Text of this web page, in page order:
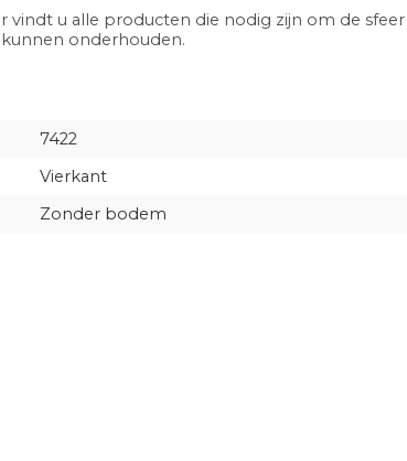
vindt u alle producten die nodig zijn om de
onderhouden.
7422
Vierkant
Zonder bodem